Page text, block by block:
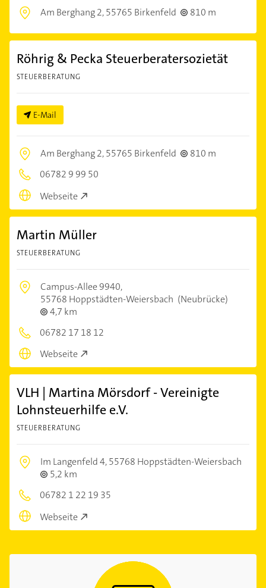
Am Berghang 2,55765 Birkenfeld 810 m
Röhrig & Pecka Steuerberatersozietät
STEUERBERATUNG
E-Mail
Am Berghang 2,55765 Birkenfeld
810 m
06782 9 99 50
Webseite
Martin Müller
STEUERBERATUNG
Campus-Allee 9940,
55768 Hoppstädten-Weiersbach (Neubrücke)
4,7 km
06782 17 18 12
Webseite
VLH | Martina Mörsdorf - Vereinigte
Lohnsteuerhilfe e.V.
STEUERBERATUNG
Im Langenfeld 4,55768 Hoppstädten-Weiersbach
5,2 km
06782 1 22 19 35
Webseite